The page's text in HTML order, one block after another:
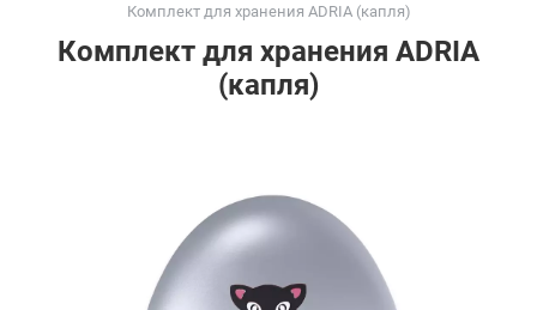
Комплект для хранения ADRIA (капля)
Комплект для хранения ADRIA
(капля)